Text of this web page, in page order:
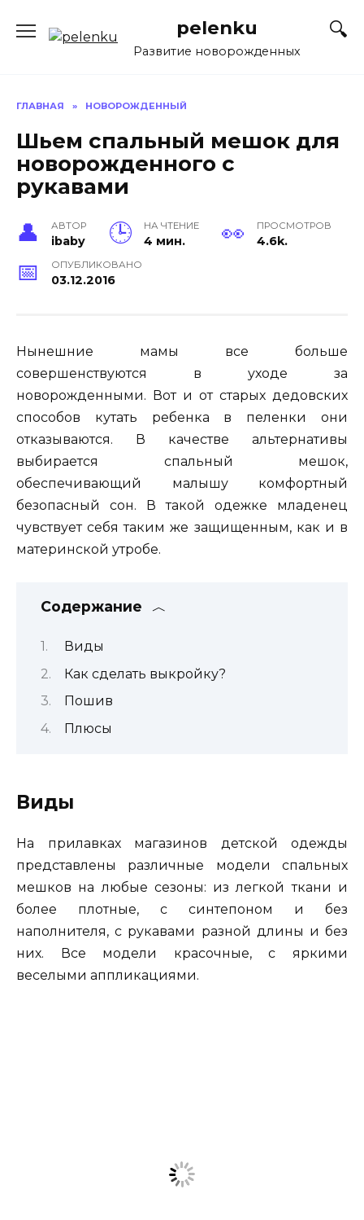
содержанию
pelenku
Развитие новорожденных
ГЛАВНАЯ » НОВОРОЖДЕННЫЙ
Шьем спальный мешок для
новорожденного с
рукавами
АВТОР
ibaby
НА ЧТЕНИЕ
4 мин.
ПРОСМОТРОВ
4.6k.
ОПУБЛИКОВАНО
03.12.2016
Нынешние мамы все больше
совершенствуются в уходе за
новорожденными. Вот и от старых дедовских
способов кутать ребенка в пеленки они
отказываются. В качестве альтернативы
выбирается спальный мешок,
обеспечивающий малышу комфортный
безопасный сон. В такой одежке младенец
чувствует себя таким же защищенным, как и в
материнской утробе.
Содержание
Виды
Как сделать выкройку?
Пошив
Плюсы
Виды
На прилавках магазинов детской одежды
представлены различные модели спальных
мешков на любые сезоны: из легкой ткани и
более плотные, с синтепоном и без
наполнителя, с рукавами разной длины и без
них. Все модели красочные, с яркими
веселыми аппликациями.